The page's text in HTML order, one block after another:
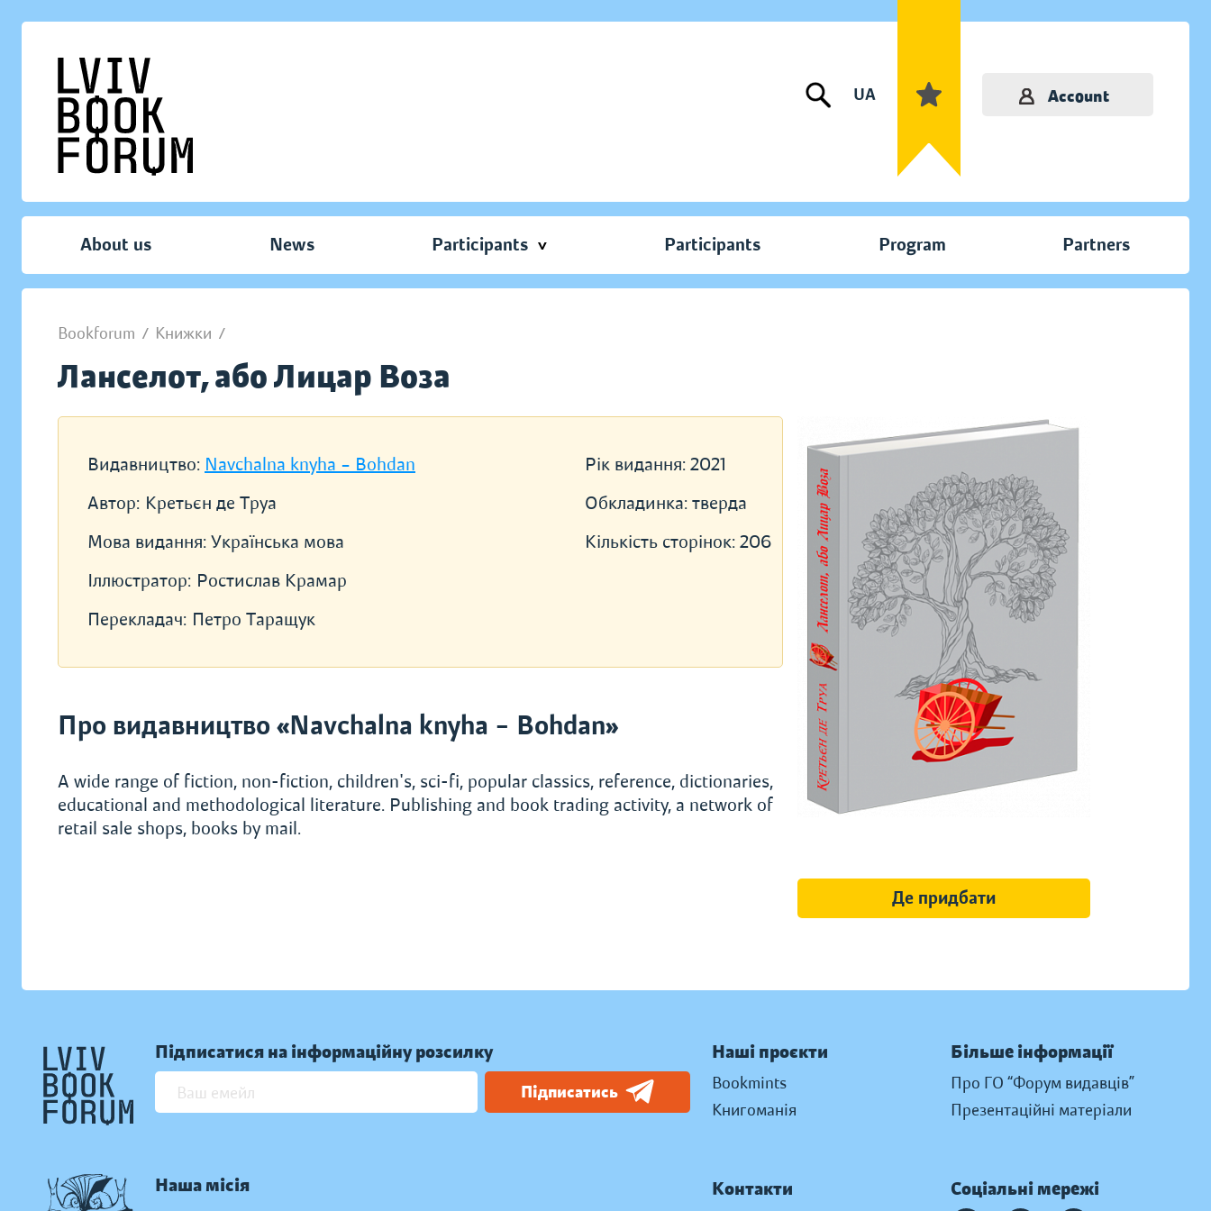
UA Account
About us News Participants Participants Program Partners
Bookforum / Книжки /
Ланселот, або Лицар Воза
Видавництво: Navchalna knyha – Bohdan
Автор: Кретьєн де Труа
Мова видання: Українська мова
Іллюстратор: Ростислав Крамар
Перекладач: Петро Таращук
Рік видання: 2021
Обкладинка: тверда
Кількість сторінок: 206
Про видавництво «Navchalna knyha – Bohdan»
A wide range of fiction, non-fiction, children's, sci-fi, popular classics, reference, dictionaries,
educational and methodological literature. Publishing and book trading activity, a network of
retail sale shops, books by mail.
Де придбати
Підписатися на інформаційну розсилку
Підписатись
Наша місія
Наші проєкти
Bookmints
Книгоманія
Більше інформації
Про ГО “Форум видавців”
Презентаційні матеріали
Контакти Соціальні мережі